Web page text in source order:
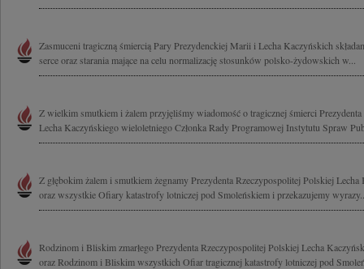
Zasmuceni tragiczną śmiercią Pary Prezydenckiej Marii i Lecha Kaczyńskich
serce oraz starania mające na celu normalizację stosunków polsko-żydowskich w...
Z wielkim smutkiem i żalem przyjęliśmy wiadomość o tragicznej śmierci
Lecha Kaczyńskiego wieloletniego Członka Rady Programowej Instytutu Spraw
Z głębokim żalem i smutkiem żegnamy Prezydenta Rzeczypospolitej Polskiej Lecha
oraz wszystkie Ofiary katastrofy lotniczej pod Smoleńskiem i przekazujemy
Rodzinom i Bliskim zmarłego Prezydenta Rzeczypospolitej Polskiej Lecha
oraz Rodzinom i Bliskim wszystkich Ofiar tragicznej katastrofy lotniczej pod